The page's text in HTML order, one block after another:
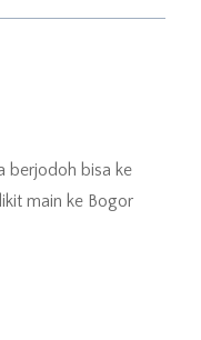
berjodoh bisa ke
main ke Bogor